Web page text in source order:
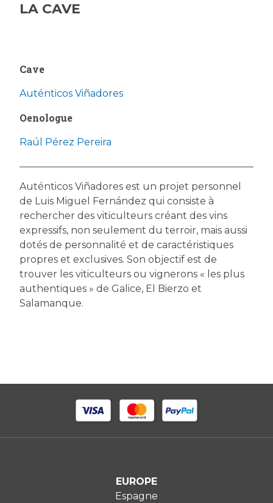
LA CAVE
Cave
Auténticos Viñadores
Oenologue
Raúl Pérez Pereira
Auténticos Viñadores est un projet personnel
de Luis Miguel Fernández qui consiste à
rechercher des viticulteurs créant des vins
expressifs, non seulement du terroir, mais aussi
dotés de personnalité et de caractéristiques
propres et exclusives. Son objectif est de
trouver les viticulteurs ou vignerons « les plus
authentiques » de Galice, El Bierzo et
Salamanque.
EUROPE
Espagne